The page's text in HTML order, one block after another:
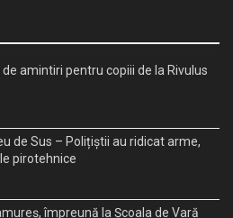
amintiri pentru copiii de la Rivulus
de Sus – Polițiștii au ridicat arme,
pirotehnice
împreună la Școala de Vară